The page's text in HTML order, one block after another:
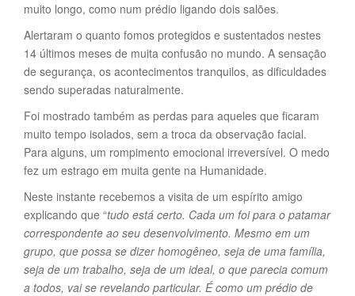
muito longo, como num prédio ligando dois salões.
Alertaram o quanto fomos protegidos e sustentados nestes
14 últimos meses de muita confusão no mundo. A sensação
de segurança, os acontecimentos tranquilos, as dificuldades
sendo superadas naturalmente.
Foi mostrado também as perdas para aqueles que ficaram
muito tempo isolados, sem a troca da observação facial.
Para alguns, um rompimento emocional irreversível. O medo
fez um estrago em muita gente na Humanidade.
Neste instante recebemos a visita de um espírito amigo
explicando que “tudo está certo. Cada um foi para o patamar
correspondente ao seu desenvolvimento. Mesmo em um
grupo, que possa se dizer homogêneo, seja de uma família,
seja de um trabalho, seja de um ideal, o que parecia comum
a todos, vai se revelando particular. É como um prédio de